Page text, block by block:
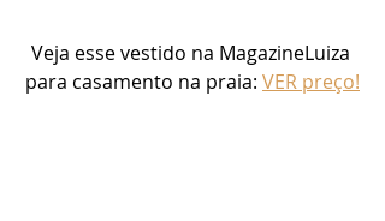
Veja esse vestido na MagazineLuiza
para casamento na praia: VER preço!